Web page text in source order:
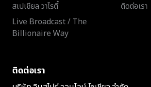
สเปเชียล วาไรตี้
Live Broadcast / The
Billionaire Way
ติดต่อเรา
ติดต่อเรา